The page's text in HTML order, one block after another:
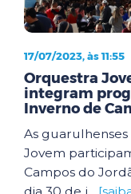
17/07/2023, às 11:55
Orquestra
integram
Inverno de
As guarulhenses
Jovem
Campos do
dia 30 de j...